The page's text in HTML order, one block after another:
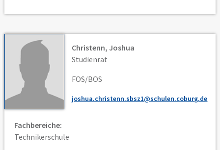
Christenn, Joshua
Studienrat
FOS/BOS
joshua.christenn.sbsz1@schulen.coburg.de
Fachbereiche:
Technikerschule